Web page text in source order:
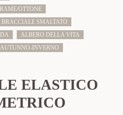
OTTONE
BRACCIALE SMALTATO
ALBERO DELLA VITA
AUTUNNO-INVERNO
ELASTICO